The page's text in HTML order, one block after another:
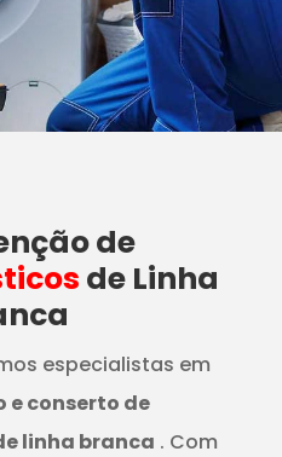
de
de Linha
especialistas em
conserto de
linha branca . Com